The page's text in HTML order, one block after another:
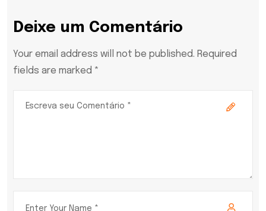
Deixe um Comentário
Your email address will not be published. Required
fields are marked *